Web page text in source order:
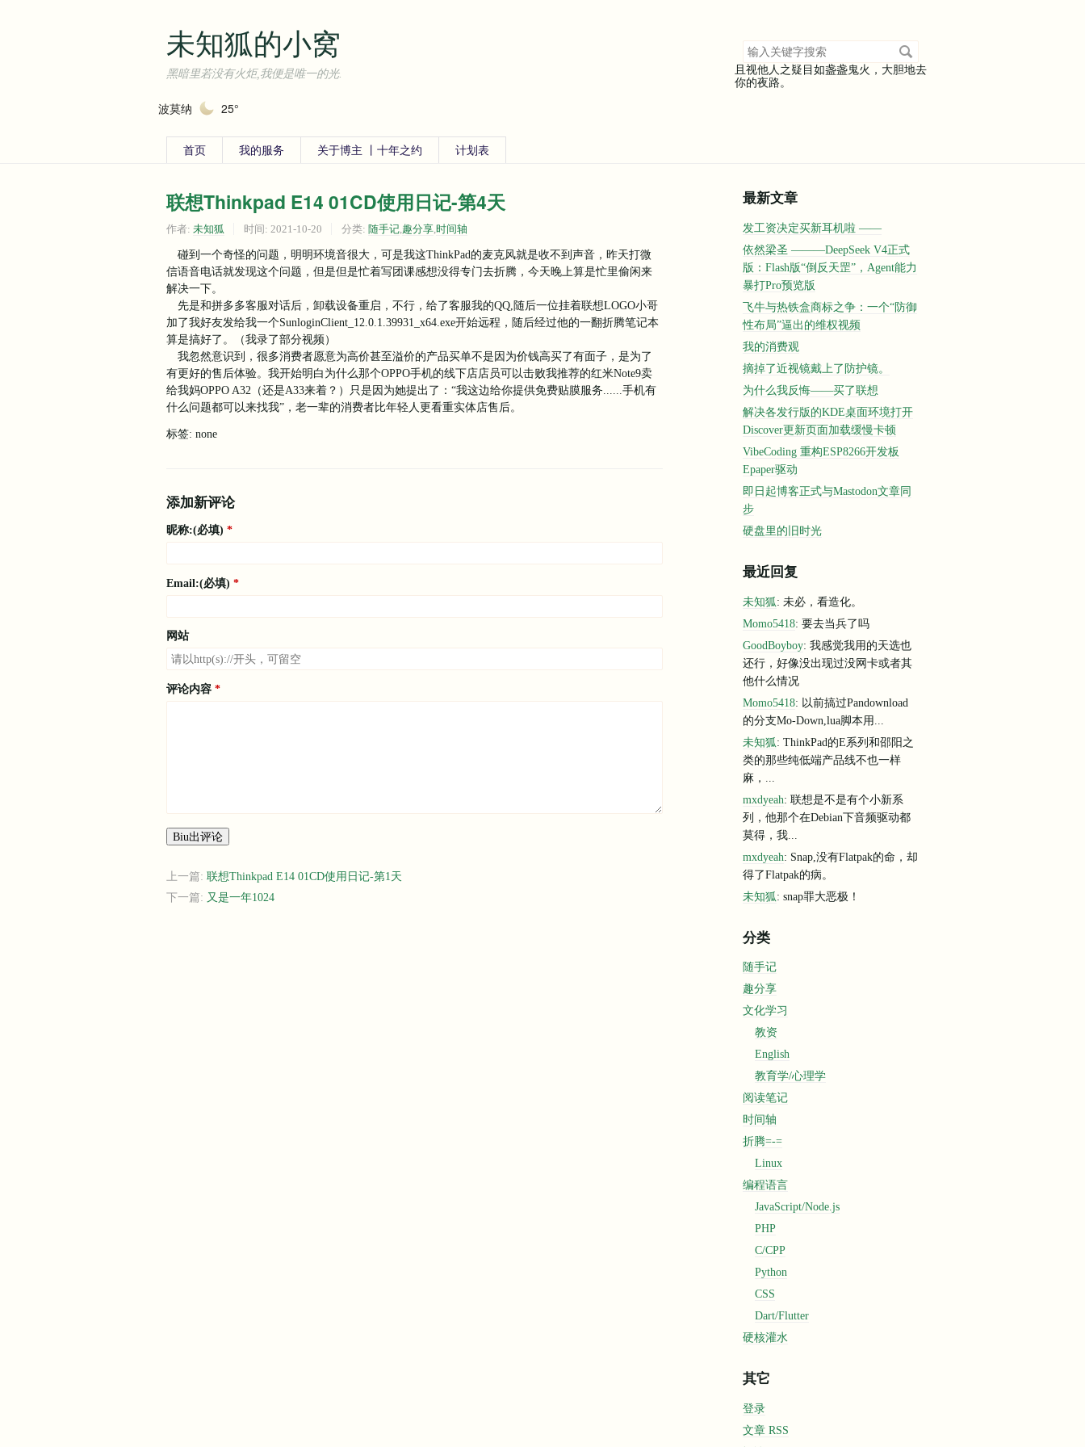
未知狐的小窝
黑暗里若没有火炬,我便是唯一的光.
搜
索
关
键
且视他人之疑目如盏盏鬼火，大胆地去
你的夜路。
波莫纳 25°
首页 我的服务 关于博主 丨十年之约 计划表
联想Thinkpad E14 01CD使用日记-第4天
作者: 未知狐 时间: 2021-10-20 分类: 随手记 趣分享 时间轴
碰到一个奇怪的问题，明明环境音很大，可是我这ThinkPad的麦克风就是收不到声音，昨天打微
信语音电话就发现这个问题，但是但是忙着写团课感想没得专门去折腾，今天晚上算是忙里偷闲来
解决一下。
先是和拼多多客服对话后，卸载设备重启，不行，给了客服我的QQ,随后一位挂着联想LOGO小哥
加了我好友发给我一个SunloginClient_12.0.1.39931_x64.exe开始远程，随后经过他的一翻折腾笔记本
算是搞好了。（我录了部分视频）
我忽然意识到，很多消费者愿意为高价甚至溢价的产品买单不是因为价钱高买了有面子，是为了
有更好的售后体验。我开始明白为什么那个OPPO手机的线下店店员可以击败我推荐的红米Note9卖
给我妈OPPO A32（还是A33来着？）只是因为她提出了：“我这边给你提供免费贴膜服务......手机有
什么问题都可以来找我”，老一辈的消费者比年轻人更看重实体店售后。
标签: none
添加新评论
昵称:(必填)
Email:(必填)
网站
评论内容
Biu出评论
上一篇: 联想Thinkpad E14 01CD使用日记-第1天
下一篇: 又是一年1024
最新文章
发工资决定买新耳机啦 ——
依然梁圣 ———DeepSeek V4正式
版：Flash版“倒反天罡”，Agent能力
暴打Pro预览版
飞牛与热铁盒商标之争：一个“防御
性布局”逼出的维权视频
我的消费观
摘掉了近视镜戴上了防护镜。
为什么我反悔——买了联想
解决各发行版的KDE桌面环境打开
Discover更新页面加载缓慢卡顿
VibeCoding 重构ESP8266开发板
Epaper驱动
即日起博客正式与Mastodon文章同
步
硬盘里的旧时光
最近回复
未知狐: 未必，看造化。
Momo5418: 要去当兵了吗
GoodBoyboy: 我感觉我用的天选也
还行，好像没出现过没网卡或者其
他什么情况
Momo5418: 以前搞过Pandownload
的分支Mo-Down,lua脚本用...
未知狐: ThinkPad的E系列和邵阳之
类的那些纯低端产品线不也一样
麻，...
mxdyeah: 联想是不是有个小新系
列，他那个在Debian下音频驱动都
莫得，我...
mxdyeah: Snap,没有Flatpak的命，却
得了Flatpak的病。
未知狐: snap罪大恶极！
分类
随手记
趣分享
文化学习
教资
English
教育学/心理学
阅读笔记
时间轴
折腾=-=
Linux
编程语言
JavaScript/Node.js
PHP
C/CPP
Python
CSS
Dart/Flutter
硬核灌水
其它
登录
文章 RSS